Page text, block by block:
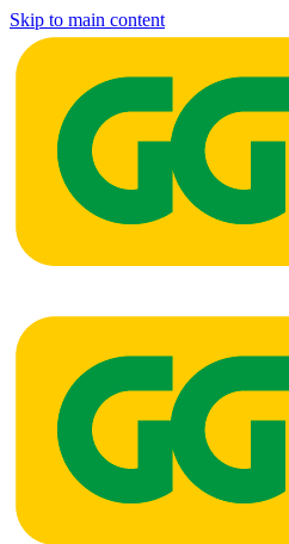
Skip to main content